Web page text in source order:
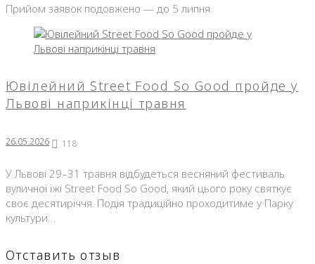
Прийом заявок подовжено — до 5 липня.
Ювілейний Street Food So Good пройде у
Львові наприкінці травня
26.05.2026 118
У Львові 29–31 травня відбудеться весняний фестиваль
вуличної їжі Street Food So Good, який цього року святкує
своє десятиріччя. Подія традиційно проходитиме у Парку
культури…
Отставить отзыв